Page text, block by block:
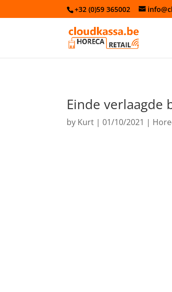
+32 (0)59 365002
Einde verlaagde
by Kurt |01/10/2021 |